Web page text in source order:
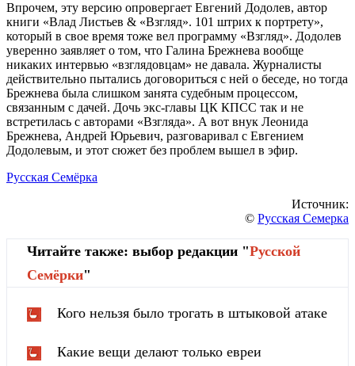
Впрочем, эту версию опровергает Евгений Додолев, автор
книги «Влад Листьев & «Взгляд». 101 штрих к портрету»,
который в свое время тоже вел программу «Взгляд». Додолев
уверенно заявляет о том, что Галина Брежнева вообще
никаких интервью «взглядовцам» не давала. Журналисты
действительно пытались договориться с ней о беседе, но тогда
Брежнева была слишком занята судебным процессом,
связанным с дачей. Дочь экс-главы ЦК КПСС так и не
встретилась с авторами «Взгляда». А вот внук Леонида
Брежнева, Андрей Юрьевич, разговаривал с Евгением
Додолевым, и этот сюжет без проблем вышел в эфир.
Русская Семёрка
Источник:
© Русская Семерка
Читайте также: выбор редакции "Русской
Cемёрки"
Кого нельзя было трогать в штыковой атаке
Какие вещи делают только евреи